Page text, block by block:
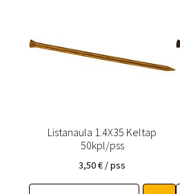
Listanaula 1.4X35 Keltap
50kpl/pss
3,50€ / pss